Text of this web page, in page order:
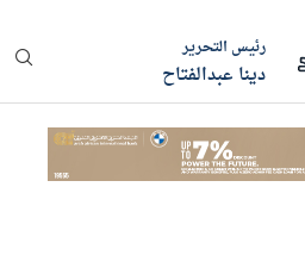
رئيس التحرير
دينا عبدالفتاح